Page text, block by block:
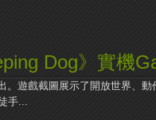
Dog》實機
。遊戲截圖展示了開放世界、
手...